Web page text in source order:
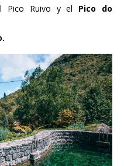
Pico Ruivo y el Pico do